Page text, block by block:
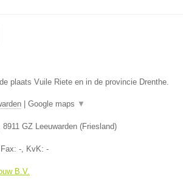
plaats Vuile Riete en in de provincie Drenthe.
Google maps ▼
8911 GZ Leeuwarden (Friesland)
-, KvK: -
B.V.